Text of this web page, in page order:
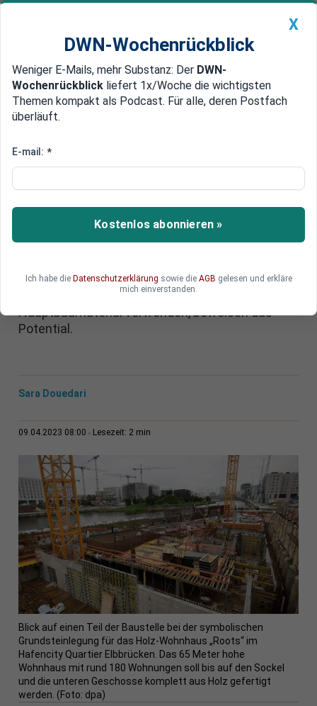
Newsticker MEIN DWN: Geldanlage Premium
Edelmetalle DWN-Magazin China
Hochhäuser aus Holz: Die
Bauens
Mit der zunehmenden Forderung nach
Nachhaltigkeit und Innovation wächst das
Bauweise. Jüngste, zukunftsweisende
Architekturprojekte, die Holz als
Hauptbaumaterial verwenden, beweisen das
Potential.
Sara Douedari
09.04.2023 08:00 Lesezeit: 2 min
Blick auf einen Teil der Baustelle bei der symbolischen
Grundsteinlegung für das Holz-Wohnhaus „Roots“ im
Hafencity Quartier Elbbrücken. Das 65 Meter hohe
Wohnhaus mit rund 180 Wohnungen soll bis auf den Sockel
und die unteren Geschosse komplett aus Holz gefertigt
werden. (Foto: dpa)
X
DWN-Wochenrückblick
Weniger E-Mails, mehr Substanz: Der DWN-
Wochenrückblick liefert 1x/Woche die wichtigsten
Themen kompakt als Podcast. Für alle, deren Postfach
überläuft.
E-mail: *
Kostenlos abonnieren »
Ich habe die Datenschutzerklärung sowie die AGB gelesen und erkläre
mich einverstanden.